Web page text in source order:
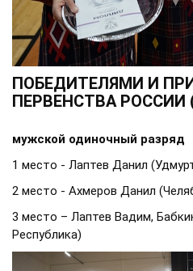
ПОБЕДИТЕЛЯМИ И
ПЕРВЕНСТВА РОССИИ
мужской одиночный разряд
1 место - Лаптев Данил
2 место - Ахмеров Данил
3 место – Лаптев Вадим,
Республика)